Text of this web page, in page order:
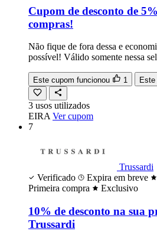
Cupom de desconto de
compras!
Não fique de fora dessa e
possível! Válido somente nessa
Este cupom funcionou 1
3 usos utilizados
EIRA Ver cupom
7
Trussardi
Verificado
Expira em breve
Primeira compra
Exclusivo
10% de desconto na sua
Trussardi